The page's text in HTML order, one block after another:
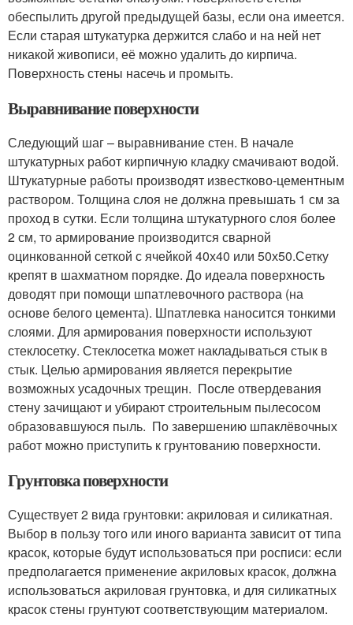
обеспылить другой предыдущей базы, если она имеется.
Если старая штукатурка держится слабо и на ней нет
никакой живописи, её можно удалить до кирпича.
Поверхность стены насечь и промыть.
Выравнивание поверхности
Следующий шаг – выравнивание стен. В начале
штукатурных работ кирпичную кладку смачивают водой.
Штукатурные работы производят известково-цементным
раствором. Толщина слоя не должна превышать 1 см за
проход в сутки. Если толщина штукатурного слоя более
2 см, то армирование производится сварной
оцинкованной сеткой с ячейкой 40х40 или 50х50.Сетку
крепят в шахматном порядке. До идеала поверхность
доводят при помощи шпатлевочного раствора (на
основе белого цемента). Шпатлевка наносится тонкими
слоями. Для армирования поверхности используют
стеклосетку. Стеклосетка может накладываться стык в
стык. Целью армирования является перекрытие
возможных усадочных трещин. После отвердевания
стену зачищают и убирают строительным пылесосом
образовавшуюся пыль. По завершению шпаклёвочных
работ можно приступить к грунтованию поверхности.
Грунтовка поверхности
Существует 2 вида грунтовки: акриловая и силикатная.
Выбор в пользу того или иного варианта зависит от типа
красок, которые будут использоваться при росписи: если
предполагается применение акриловых красок, должна
использоваться акриловая грунтовка, и для силикатных
красок стены грунтуют соответствующим материалом.